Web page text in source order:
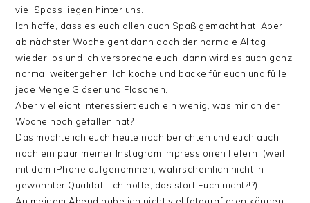
viel Spass liegen hinter uns.
Ich hoffe, dass es euch allen auch Spaß gemacht hat. Aber
ab nächster Woche geht dann doch der normale Alltag
wieder los und ich verspreche euch, dann wird es auch ganz
normal weitergehen. Ich koche und backe für euch und fülle
jede Menge Gläser und Flaschen.
Aber vielleicht interessiert euch ein wenig, was mir an der
Woche noch gefallen hat?
Das möchte ich euch heute noch berichten und euch auch
noch ein paar meiner Instagram Impressionen liefern. (weil
mit dem iPhone aufgenommen, wahrscheinlich nicht in
gewohnter Qualität- ich hoffe, das stört Euch nicht?!?)